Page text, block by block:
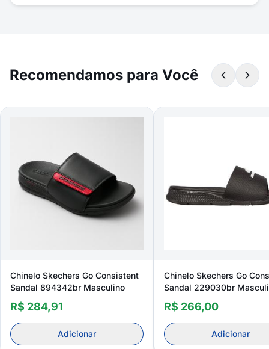
Recomendamos para Você
Chinelo Skechers Go Consistent
Sandal 894342br Masculino
R$ 284,91
Adicionar
Chinelo Skechers Go
Sandal 229030br
R$ 266,00
Adicionar